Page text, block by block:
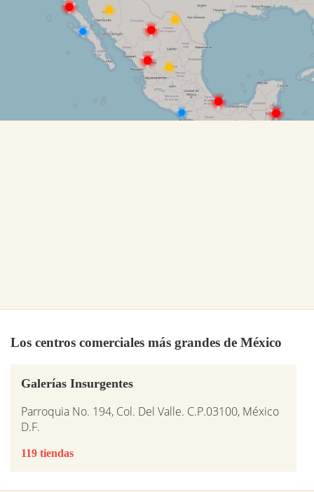
Los centros comerciales más grandes de México
Galerías Insurgentes
Parroquia No. 194, Col. Del Valle. C.P.03100, México
D.F.
119 tiendas